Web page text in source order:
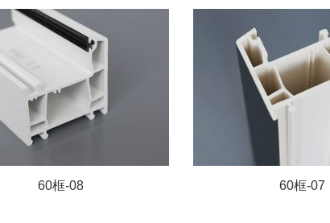
60框-08 60框-07